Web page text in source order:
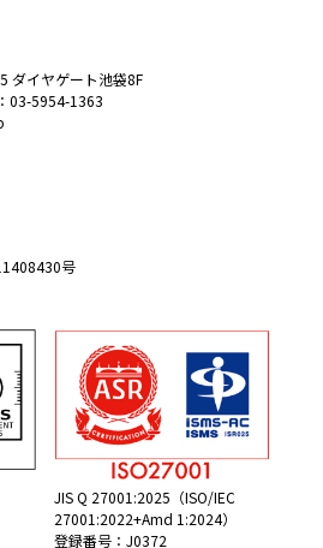
ダイヤゲート池袋8F
03-5954-1363
号
JIS Q 27001:2025（ISO/IEC
27001:2022+Amd 1:2024）
登録番号：J0372